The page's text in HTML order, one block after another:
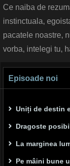
Ce naiba de
instinctuala,
pacatele noastre,
vorba, intelegi tu,
Episoade noi
Uniți de destin
Dragoste
La marginea
Pe mâini bune